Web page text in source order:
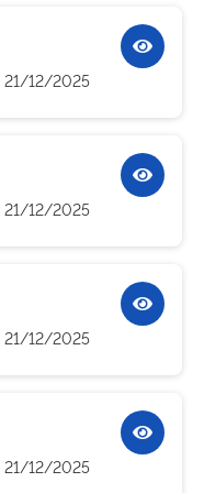
21/12/2025
21/12/2025
21/12/2025
21/12/2025